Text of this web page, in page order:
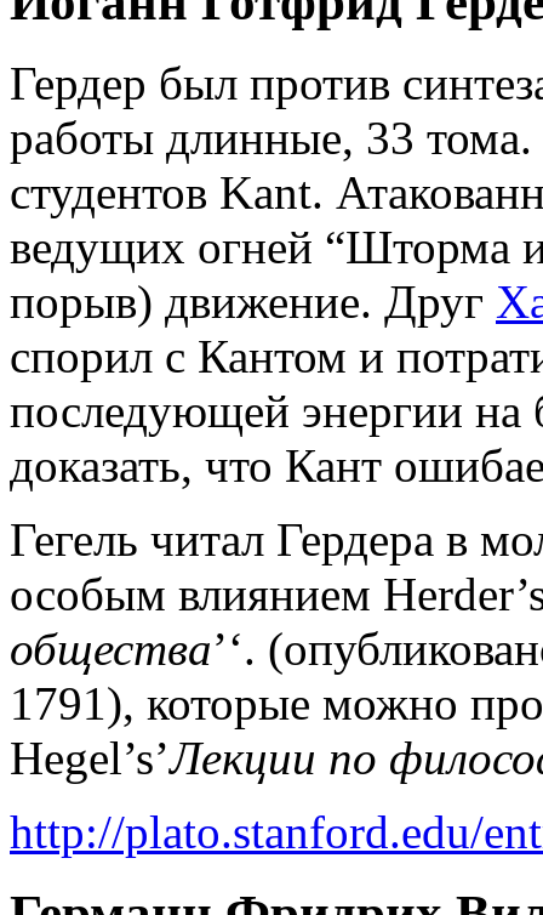
Гердер был против
работы длинные, 33
студентов Kant.
ведущих огней “Шторма
порыв) движение. Друг
спорил с Кантом и
последующей энергии на
доказать, что Кант
Гегель читал Гердера в
особым влиянием
общества’‘.
1791), которые можно
Hegel’s’Лекции по
http://plato.stanford.edu/